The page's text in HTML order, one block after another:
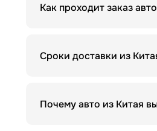
Как проходит заказ
Сроки доставки из
Почему авто из Китая